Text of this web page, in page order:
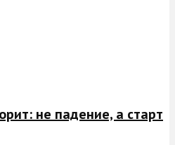
не падение, а старт